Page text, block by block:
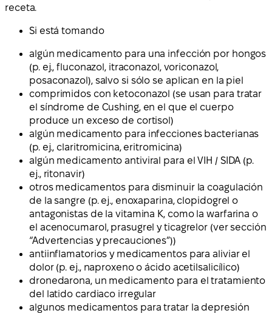
receta.
Si está tomando
algún medicamento para una infección por hongos
(p. ej., fluconazol, itraconazol, voriconazol,
posaconazol), salvo si sólo se aplican en la piel
comprimidos con ketoconazol (se usan para tratar
el síndrome de Cushing, en el que el cuerpo
produce un exceso de cortisol)
algún medicamento para infecciones bacterianas
(p. ej., claritromicina, eritromicina)
algún medicamento antiviral para el VIH / SIDA (p.
ej., ritonavir)
otros medicamentos para disminuir la coagulación
de la sangre (p. ej., enoxaparina, clopidogrel o
antagonistas de la vitamina K, como la warfarina o
el acenocumarol, prasugrel y ticagrelor (ver sección
“Advertencias y precauciones”))
antiinflamatorios y medicamentos para aliviar el
dolor (p. ej., naproxeno o ácido acetilsalicílico)
dronedarona, un medicamento para el tratamiento
del latido cardiaco irregular
algunos medicamentos para tratar la depresión